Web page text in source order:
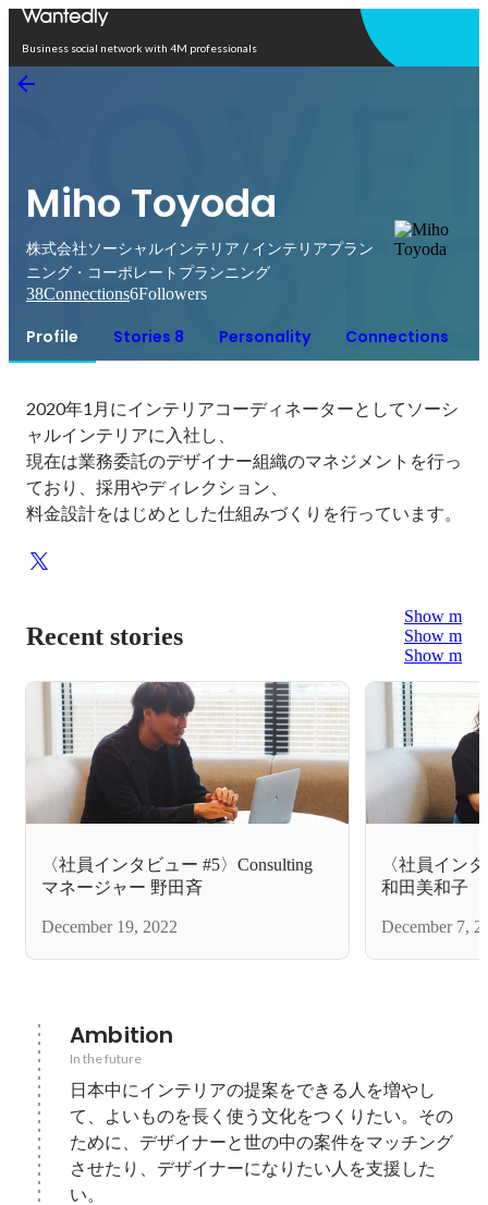
Business social network with 4M professionals
Miho Toyoda
株式会社ソーシャルインテリア / インテリアプラン
ニング・コーポレートプランニング
38Connections6Followers
Profile Stories 8 Personality Connections
2020年1月にインテリアコーディネーターとしてソーシ
ャルインテリアに入社し、
現在は業務委託のデザイナー組織のマネジメントを⾏っ
ており、採⽤やディレクション、
料⾦設計をはじめとした仕組みづくりを⾏っています。
Recent stories
Show more
Show more
Show more
〈社員インタビュー #5〉Consulting
マネージャー 野田斉
December 19, 2022
〈社員イン
和田美和子
December 7,
Ambition
In the future
日本中にインテリアの提案をできる人を増やし
て、よいものを長く使う文化をつくりたい。その
ために、デザイナーと世の中の案件をマッチング
させたり、デザイナーになりたい人を支援した
い。